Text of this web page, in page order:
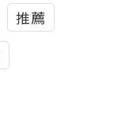
推薦